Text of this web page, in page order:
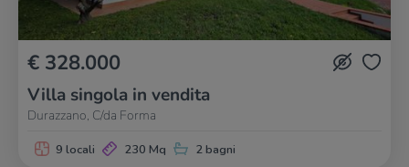
€ 328.000
Villa singola in vendita
Durazzano, C/da Forma
9 locali 230 Mq 2 bagni